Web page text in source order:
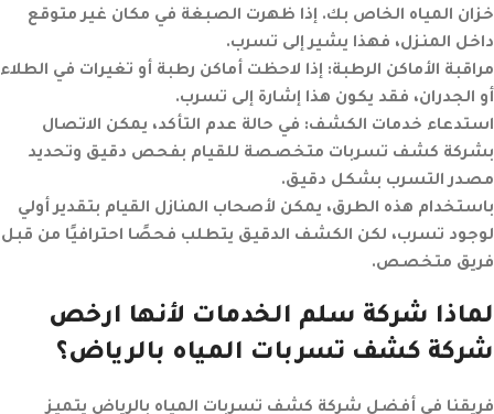
خزان المياه الخاص بك. إذا ظهرت الصبغة في مكان غير متوقع
داخل المنزل، فهذا يشير إلى تسرب.
مراقبة الأماكن الرطبة: إذا لاحظت أماكن رطبة أو تغيرات في الطلاء
أو الجدران، فقد يكون هذا إشارة إلى تسرب.
استدعاء خدمات الكشف: في حالة عدم التأكد، يمكن الاتصال
بشركة كشف تسربات متخصصة للقيام بفحص دقيق وتحديد
مصدر التسرب بشكل دقيق.
باستخدام هذه الطرق، يمكن لأصحاب المنازل القيام بتقدير أولي
لوجود تسرب، لكن الكشف الدقيق يتطلب فحصًا احترافيًا من قبل
فريق متخصص.
لماذا شركة سلم الخدمات لأنها ارخص
شركة كشف تسربات المياه بالرياض؟
فريقنا في أفضل شركة كشف تسربات المياه بالرياض يتميز